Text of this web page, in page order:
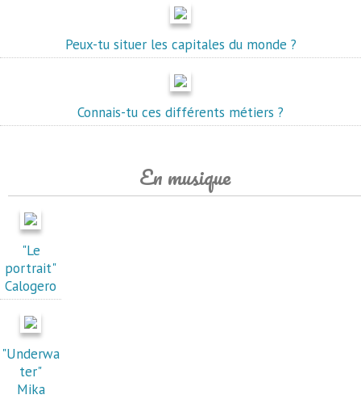
Peux-tu situer les capitales du monde ?
Connais-tu ces différents métiers ?
En musique
"Le
portrait"
Calogero
"Underwa
ter"
Mika